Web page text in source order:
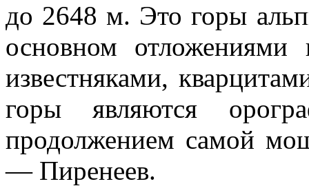
до 2648 м. Это горы
основном отложениями
известняками,
горы являются
продолжением самой
— Пиренеев.